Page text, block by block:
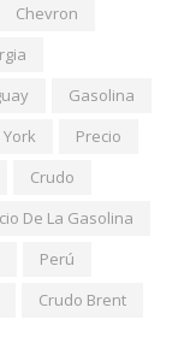
Chevron
Gasolina
Precio
Crudo
De La Gasolina
Perú
Crudo Brent